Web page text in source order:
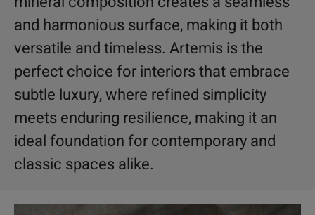
and harmonious surface, making it both
versatile and timeless. Artemis is the
perfect choice for interiors that embrace
subtle luxury, where refined simplicity
meets enduring resilience, making it an
ideal foundation for contemporary and
classic spaces alike.